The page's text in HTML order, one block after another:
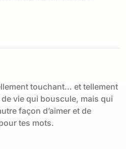
touchant… et tellement
vie qui bouscule, mais qui
façon d’aimer et de
tes mots.